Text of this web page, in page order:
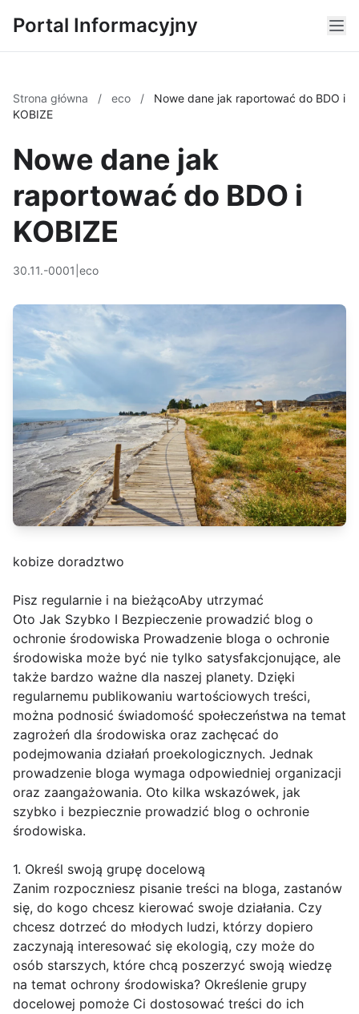
Portal Informacyjny
Strona główna / eco /
Nowe dane jak raportować do BDO i
KOBIZE
Nowe dane jak
raportować do BDO i
KOBIZE
30.11.-0001 eco
kobize doradztwo
Pisz regularnie i na bieżącoAby utrzymać
Oto Jak Szybko I Bezpieczenie prowadzić blog o
ochronie środowiska Prowadzenie bloga o ochronie
środowiska może być nie tylko satysfakcjonujące, ale
także bardzo ważne dla naszej planety. Dzięki
regularnemu publikowaniu wartościowych treści,
można podnosić świadomość społeczeństwa na temat
zagrożeń dla środowiska oraz zachęcać do
podejmowania działań proekologicznych. Jednak
prowadzenie bloga wymaga odpowiedniej organizacji
oraz zaangażowania. Oto kilka wskazówek, jak
szybko i bezpiecznie prowadzić blog o ochronie
środowiska.
1. Określ swoją grupę docelową
Zanim rozpoczniesz pisanie treści na bloga, zastanów
się, do kogo chcesz kierować swoje działania. Czy
chcesz dotrzeć do młodych ludzi, którzy dopiero
zaczynają interesować się ekologią, czy może do
osób starszych, które chcą poszerzyć swoją wiedzę
na temat ochrony środowiska? Określenie grupy
docelowej pomoże Ci dostosować treści do ich